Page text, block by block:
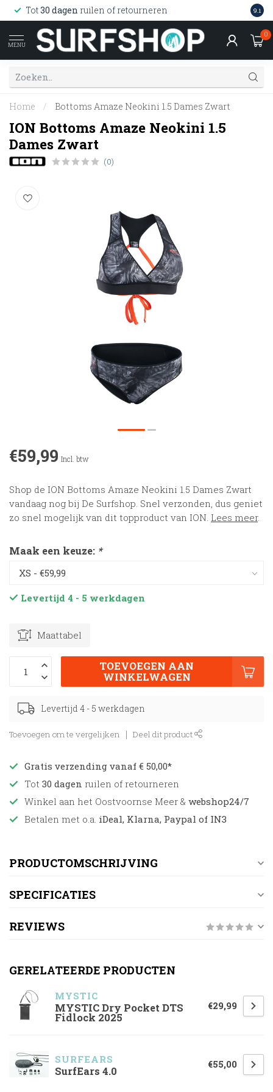
Tot30 dagen ruilen of retourneren 9.1
MENU
0
Home / Bottoms Amaze Neokini 1.5 Dames Zwart
ION Bottoms Amaze Neokini 1.5
Dames Zwart
(0)
€59,99 Incl. btw
Shop de ION Bottoms Amaze Neokini 1.5 Dames Zwart
vandaag nog bij De Surfshop. Snel verzonden, dus geniet
zo snel mogelijk van dit topproduct van ION. Lees meer.
Maak een keuze: *
Levertijd 4 - 5 werkdagen
Maattabel
TOEVOEGEN AAN
WINKELWAGEN
Levertijd 4 - 5 werkdagen
Toevoegen om te vergelijken Deel dit product
Gratis verzending vanaf € 50,00*
Tot 30 dagen ruilen of retourneren
Winkel aan het Oostvoornse Meer & webshop24/7
Betalen met o.a. iDeal, Klarna, Paypal of IN3
PRODUCTOMSCHRIJVING
SPECIFICATIES
REVIEWS
GERELATEERDE PRODUCTEN
MYSTIC
MYSTIC Dry Pocket DTS
Fidlock 2025
€29,99
SURFEARS
SurfEars 4.0
€55,00